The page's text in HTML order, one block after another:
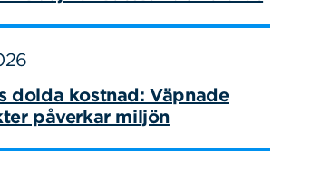
dolda kostnad: Väpnade
påverkar miljön